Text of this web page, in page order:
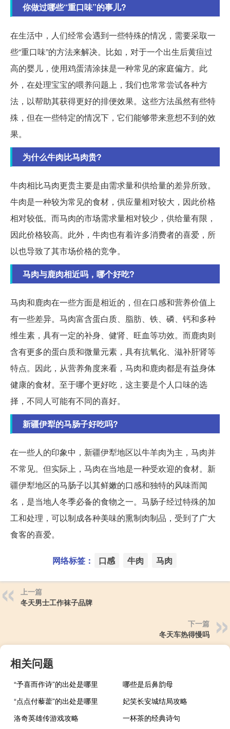
你做过哪些“重口味”的事儿?
在生活中，人们经常会遇到一些特殊的情况，需要采取一
些“重口味”的方法来解决。比如，对于一个出生后黄疸过
高的婴儿，使用鸡蛋清涂抹是一种常见的家庭偏方。此
外，在处理宝宝的喂养问题上，我们也常常尝试各种方
法，以帮助其获得更好的排便效果。这些方法虽然有些特
殊，但在一些特定的情况下，它们能够带来意想不到的效
果。
为什么牛肉比马肉贵?
牛肉相比马肉更贵主要是由需求量和供给量的差异所致。
牛肉是一种较为常见的食材，供应量相对较大，因此价格
相对较低。而马肉的市场需求量相对较少，供给量有限，
因此价格较高。此外，牛肉也有着许多消费者的喜爱，所
以也导致了其市场价格的竞争。
马肉与鹿肉相近吗，哪个好吃?
马肉和鹿肉在一些方面是相近的，但在口感和营养价值上
有一些差异。马肉富含蛋白质、脂肪、铁、磷、钙和多种
维生素，具有一定的补身、健肾、旺血等功效。而鹿肉则
含有更多的蛋白质和微量元素，具有抗氧化、滋补肝肾等
特点。因此，从营养角度来看，马肉和鹿肉都是有益身体
健康的食材。至于哪个更好吃，这主要是个人口味的选
择，不同人可能有不同的喜好。
新疆伊犁的马肠子好吃吗?
在一些人的印象中，新疆伊犁地区以牛羊肉为主，马肉并
不常见。但实际上，马肉在当地是一种受欢迎的食材。新
疆伊犁地区的马肠子以其鲜嫩的口感和独特的风味而闻
名，是当地人冬季必备的食物之一。马肠子经过特殊的加
工和处理，可以制成各种美味的熏制肉制品，受到了广大
食客的喜爱。
网络标签： 口感 牛肉 马肉
上一篇
冬天男士工作袜子品牌
下一篇
冬天车热得慢吗
相关问题
“予喜而作诗”的出处是哪里
哪些是后鼻韵母
“点点付藜藿”的出处是哪里
妃笑长安城结局攻略
洛奇英雄传游戏攻略
一杯茶的经典诗句